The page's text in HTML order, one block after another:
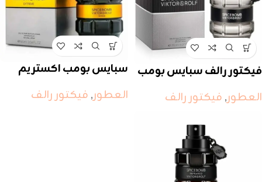
فيكتور رالف سبايس بومب
العطور, فيكتور رالف
سبايس بومب اكستريم
العطور, فيكتور رالف